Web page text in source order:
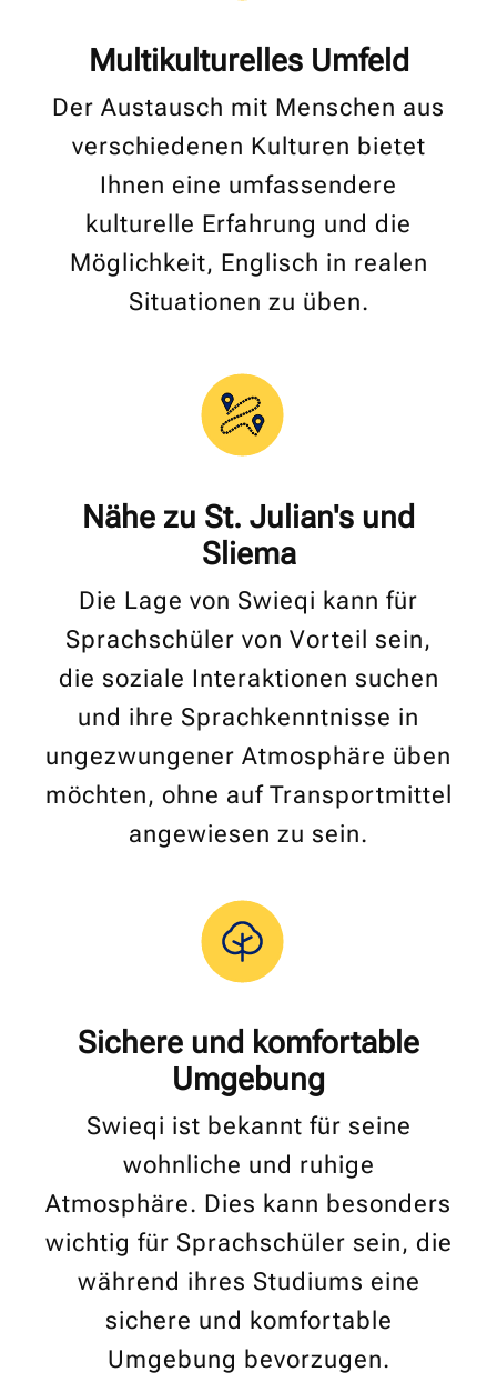
Multikulturelles Umfeld
Der Austausch mit Menschen aus
verschiedenen Kulturen bietet
Ihnen eine umfassendere
kulturelle Erfahrung und die
Möglichkeit, Englisch in realen
Situationen zu üben.
Nähe zu St. Julian's und
Sliema
Die Lage von Swieqi kann für
Sprachschüler von Vorteil sein,
die soziale Interaktionen suchen
und ihre Sprachkenntnisse in
ungezwungener Atmosphäre üben
möchten, ohne auf Transportmittel
angewiesen zu sein.
Sichere und komfortable
Umgebung
Swieqi ist bekannt für seine
wohnliche und ruhige
Atmosphäre. Dies kann besonders
wichtig für Sprachschüler sein, die
während ihres Studiums eine
sichere und komfortable
Umgebung bevorzugen.